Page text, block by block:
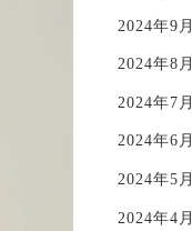
2024年9月
2024年8月
2024年7月
2024年6月
2024年5月
2024年4月